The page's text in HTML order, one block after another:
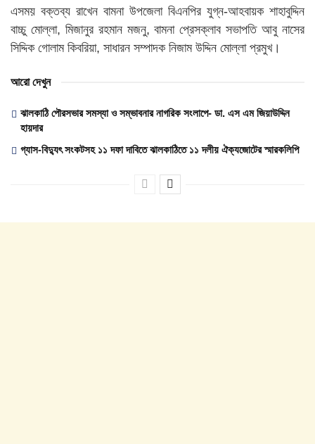
এসময় বক্তব্য রাখেন বামনা উপজেলা বিএনপির যুগ্ন-আহবায়ক শাহাবুদ্দিন
বাচ্চু মোল্লা, মিজানুর রহমান মজনু, বামনা প্রেসক্লাব সভাপতি আবু নাসের
সিদ্দিক গোলাম কিবরিয়া, সাধারন সম্পাদক নিজাম উদ্দিন মোল্লা প্রমুখ।
আরো দেখুন
ঝালকাঠি পৌরসভার সমস্যা ও সম্ভাবনার নাগরিক সংলাপে- ডা. এস এম জিয়াউদ্দিন
হায়দার
গ্যাস-বিদ্যুৎ সংকটসহ ১১ দফা দাবিতে ঝালকাঠিতে ১১ দলীয় ঐক্যজোটের স্মারকলিপি